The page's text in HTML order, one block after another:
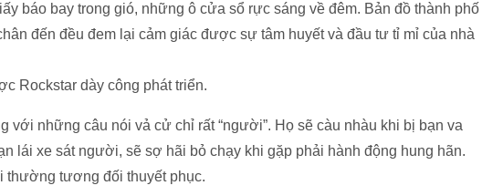
báo bay trong gió, những ô cửa sổ rực sáng về đêm. Bản đồ thành phố
đến đều đem lại cảm giác được sự tâm huyết và đầu tư tỉ mỉ của nhà
những câu nói vả cử chỉ rất “người”. Họ sẽ càu nhàu khi bị bạn va
lái xe sát người, sẽ sợ hãi bỏ chạy khi gặp phải hành động hung hãn.
thường tương đối thuyết phục.